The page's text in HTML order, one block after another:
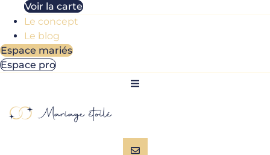
Voir la carte
Le concept
Le blog
Espace mariés
Espace pro